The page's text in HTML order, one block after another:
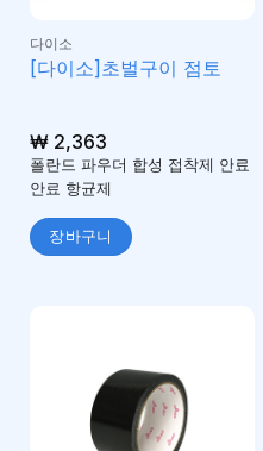
다이소
[다이소]초벌구이 점토
₩2,363
폴란드 파우더 합성 접착제 안료
안료 항균제
장바구니